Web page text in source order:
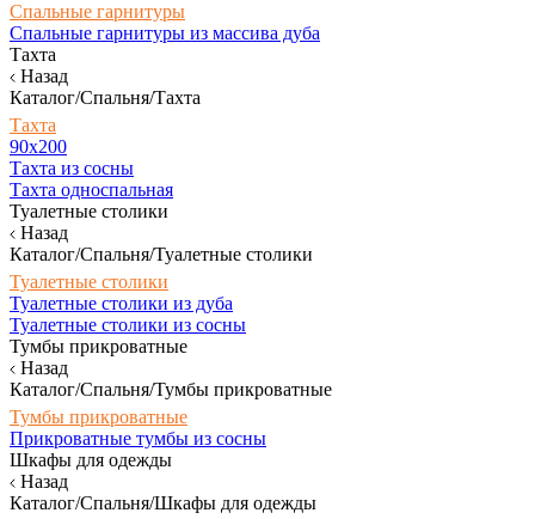
Спальные гарнитуры
Спальные гарнитуры из массива дуба
Тахта
Назад
Каталог/Спальня/Тахта
Тахта
90х200
Тахта из сосны
Тахта односпальная
Туалетные столики
Назад
Каталог/Спальня/Туалетные столики
Туалетные столики
Туалетные столики из дуба
Туалетные столики из сосны
Тумбы прикроватные
Назад
Каталог/Спальня/Тумбы прикроватные
Тумбы прикроватные
Прикроватные тумбы из сосны
Шкафы для одежды
Назад
Каталог/Спальня/Шкафы для одежды